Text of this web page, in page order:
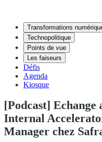
Transformations
Technopolitique
Points de vue
Les faiseurs
Défis
Agenda
Kiosque
[Podcast]
Internal
Manager chez